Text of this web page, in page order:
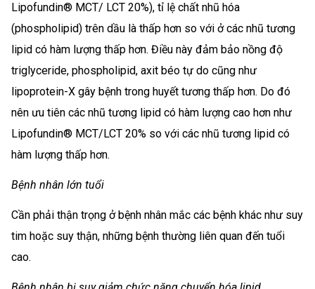
Lipofundin® MCT/ LCT 20%), tỉ lệ chất nhũ hóa
(phospholipid) trên dầu là thấp hơn so với ở các nhũ tương
lipid có hàm lượng thấp hơn. Điều này đảm bảo nồng độ
triglyceride, phospholipid, axit béo tự do cũng như
lipoprotein-X gây bệnh trong huyết tương thấp hơn. Do đó
nên ưu tiên các nhũ tương lipid có hàm lượng cao hơn như
Lipofundin® MCT/LCT 20% so với các nhũ tương lipid có
hàm lượng thấp hơn.
Bệnh nhân lớn tuổi
Cần phải thận trọng ở bệnh nhân mắc các bệnh khác như suy
tim hoặc suy thận, những bệnh thường liên quan đến tuổi
cao.